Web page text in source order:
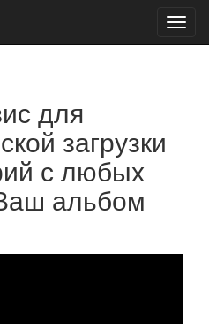
для
загрузки
с любых
альбом